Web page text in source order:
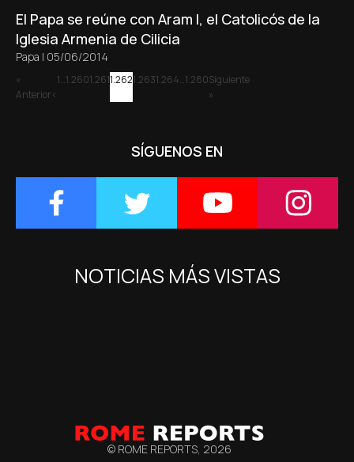
El Papa se reúne con Aram I, el Catolicós de la
Iglesia Armenia de Cilicia
Papa | 05/06/2014
«
Anterior
1…1.2601.2611.2621.2631.264…1.280Siguiente
»
SÍGUENOS EN
NOTICIAS MÁS VISTAS
© ROME REPORTS, 2026